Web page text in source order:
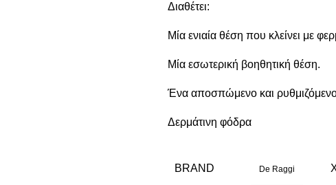
Διαθέτει:
Μία ενιαία θέση που κλείνει με
Μία εσωτερική βοηθητική θέση.
Ένα αποσπώμενο και
Δερμάτινη φόδρα
BRAND De Raggi